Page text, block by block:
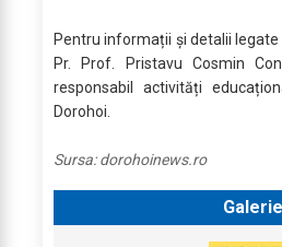
Pentru informații și detalii
Pr. Prof. Pristavu Cosmin
responsabil activități
Dorohoi.
Sursa:dorohoinews.ro